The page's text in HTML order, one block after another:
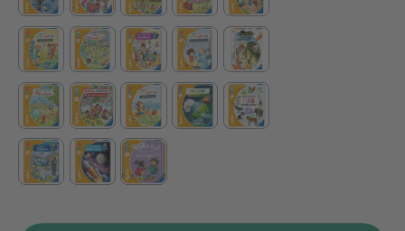
Super Mario
Technic
Aktion
Seltene Artikel
Cars
Spiel-Ei